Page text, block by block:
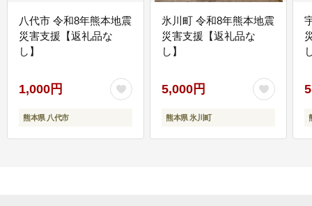
八代市 令和8年熊本地震
災害支援【返礼品な
し】
1,000円
熊本県 八代市
氷川町 令和8年熊本地震
災害支援【返礼品な
し】
5,000円
熊本県 氷川町